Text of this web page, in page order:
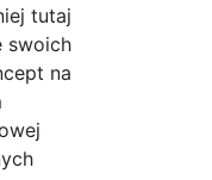
tutaj
swoich
na